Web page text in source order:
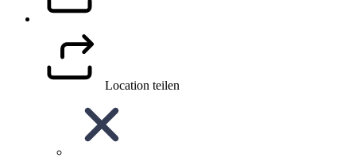
Location teilen